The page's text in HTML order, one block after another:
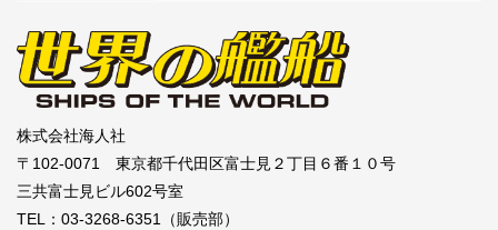
株式会社海人社
〒102-0071 東京都千代田区富士見２丁目６番１０号
三共富士見ビル602号室
TEL：03-3268-6351（販売部）